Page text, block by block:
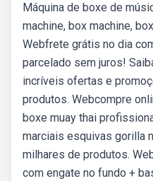
Máquina de boxe de
machine, box machine,
Webfrete grátis no dia
parcelado sem juros!
incríveis ofertas e
produtos. Webcompre
boxe muay thai
marciais esquivas gorilla
milhares de produtos.
com engate no fundo +